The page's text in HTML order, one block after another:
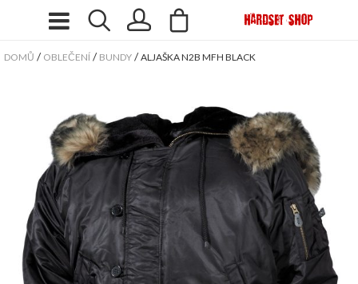
DOMŮ / OBLEČENÍ / BUNDY /ALJAŠKA N2B MFH BLACK